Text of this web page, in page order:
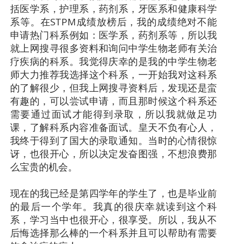
括医学系，护理系，药剂系，牙医系和健康科学
系等。在STPM成绩放榜后，我的成绩绝对不能
申请热门科系例如：医学系，药剂系等，所以我
就上网搜寻很多资料和询问中学生物老师有关治
疗疾病的科系。我觉得庆幸的是我的中学生物老
师大力推荐我选择这个科系，一开始我对这科系
的了解很少，但我上网搜寻资料后，发现还是蛮
有趣的，可以尝试申请，而且那时候这个科系还
需要通过面试才能得到录取，所以我就做足功
课，了解科系内容准备面试。皇天不负有心人，
我终于得到了国大的录取通知。当时的心情很惊
讶，也很开心，所以决定发奋图强，不想浪费那
么宝贵的机会。
现在的我已经是第四学年的学生了，也是毕业前
的最后一个学年。我真的很庆幸就读到这个科
系，学习当中也很开心，很享受。所以，我从不
后悔选择那么棒的一个科系并且可以帮助有需要